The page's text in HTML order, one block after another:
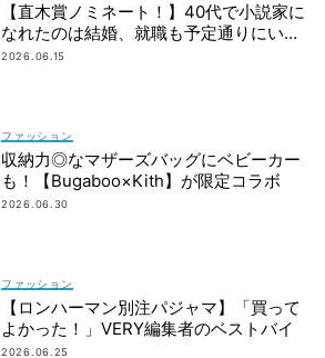
【直木賞ノミネート！】40代で小説家に
なれたのは結婚、就職も予定通りにいか
なかったから｜朝倉かすみさん
2026.06.15
ファッション
収納力◎なマザーズバッグにベビーカー
も！【Bugaboo×Kith】が限定コラボ
2026.06.30
ファッション
【ロンハーマン別注パジャマ】「買って
よかった！」VERY編集者のベストバイ
2026.06.25